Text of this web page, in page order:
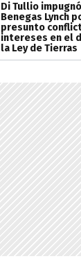
Di Tullio
Benegas Lynch
presunto
intereses en el
la Ley de Tierras